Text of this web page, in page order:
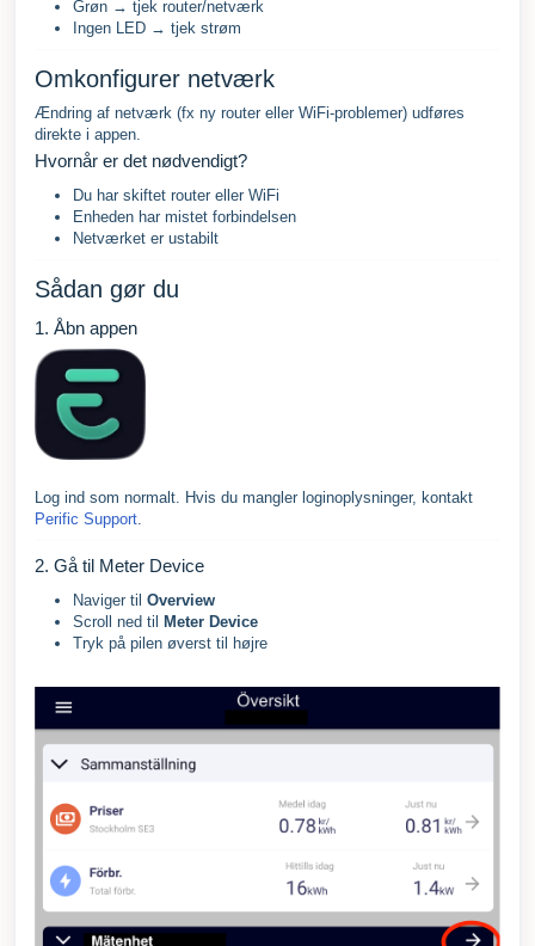
Grøn → tjek router/netværk
Ingen LED → tjek strøm
Omkonfigurer netværk
Ændring af netværk (fx ny router eller WiFi-problemer) udføres
direkte i appen.
Hvornår er det nødvendigt?
Du har skiftet router eller WiFi
Enheden har mistet forbindelsen
Netværket er ustabilt
Sådan gør du
1. Åbn appen
Log ind som normalt. Hvis du mangler loginoplysninger, kontakt
Perific Support.
2. Gå til Meter Device
Naviger til Overview
Scroll ned til
Meter Device
Tryk på pilen øverst til højre